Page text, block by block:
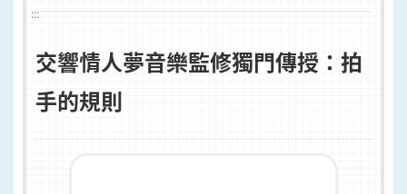
:::
交響情人夢音樂監修獨門傳授：拍
手的規則